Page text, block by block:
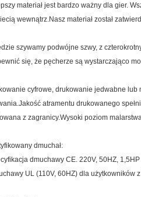
materiał jest bardzo ważny dla gier.
wewnątrz.Nasz materiał został
szywamy podwójne szwy, z
się, że pęcherze są wystarczająco
cyfrowe, drukowanie jedwabne
atramentu drukowanego
z zagranicy.Wysoki poziom
dmuchał:
dmuchawy CE. 220V, 50HZ,
UL (110V, 60HZ) dla użytkowników